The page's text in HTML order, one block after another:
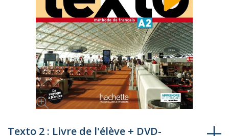
to
Texto 2 : Livre de l'élève + DVD-